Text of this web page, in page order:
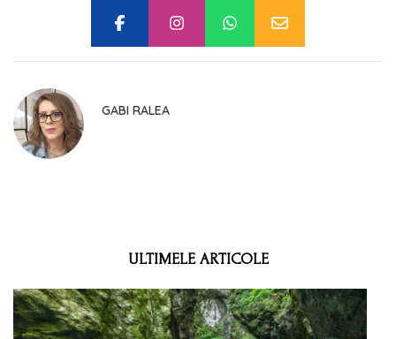
GABI RALEA
ULTIMELE ARTICOLE